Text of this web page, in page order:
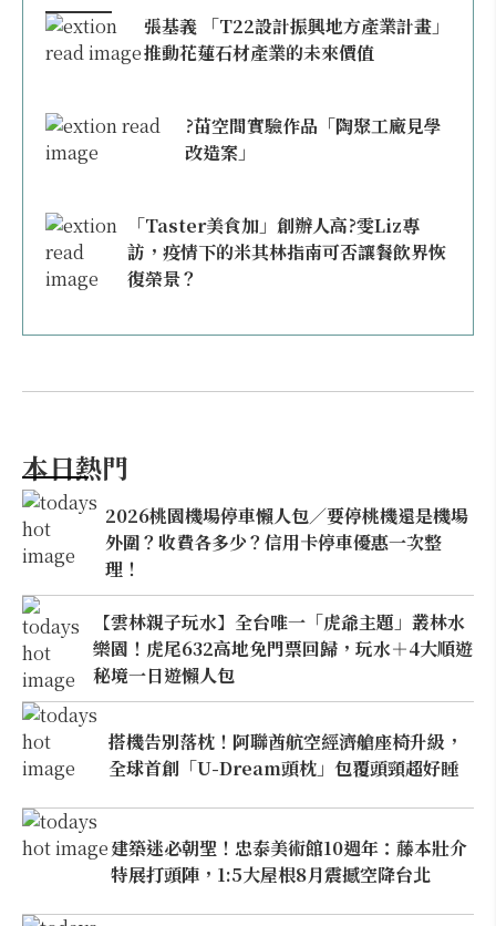
張基義 「T22設計振興地方產業計畫」
推動花蓮石材產業的未來價值
?苗空間實驗作品「陶聚工廠見學
改造案」
「Taster美食加」創辦人高?雯Liz專
訪，疫情下的米其林指南可否讓餐飲界恢
復榮景？
本日熱門
2026桃園機場停車懶人包／要停桃機還是機場
外圍？收費各多少？信用卡停車優惠一次整
理！
【雲林親子玩水】全台唯一「虎爺主題」叢林水
樂園！虎尾632高地免門票回歸，玩水＋4大順遊
秘境一日遊懶人包
搭機告別落枕！阿聯酋航空經濟艙座椅升級，
全球首創「U-Dream頭枕」包覆頭頸超好睡
建築迷必朝聖！忠泰美術館10週年：藤本壯介
特展打頭陣，1:5大屋根8月震撼空降台北